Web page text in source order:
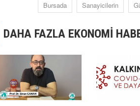
Bursada Sanayicilerin
DAHA FAZLA EKONOMİ